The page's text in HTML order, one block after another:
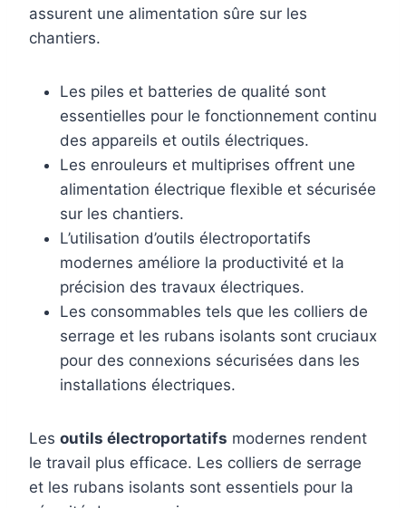
assurent une alimentation sûre sur les
chantiers.
Les piles et batteries de qualité sont
essentielles pour le fonctionnement continu
des appareils et outils électriques.
Les enrouleurs et multiprises offrent une
alimentation électrique flexible et sécurisée
sur les chantiers.
L’utilisation d’outils électroportatifs
modernes améliore la productivité et la
précision des travaux électriques.
Les consommables tels que les colliers de
serrage et les rubans isolants sont cruciaux
pour des connexions sécurisées dans les
installations électriques.
Les outils électroportatifs modernes rendent
le travail plus efficace. Les colliers de serrage
et les rubans isolants sont essentiels pour la